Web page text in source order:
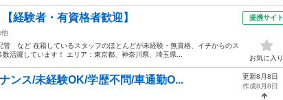
経験者・有資格者歓迎】
他
など 在籍しているスタッフのほとんどが未経験・無資格、イチからのス
活躍しています！ エリア：東京都、神奈川県、埼玉県...
提携サイト
お気に入り
ンス/未経験OK/学歴不問/車通勤O...
更新8月8日
作成8月8日